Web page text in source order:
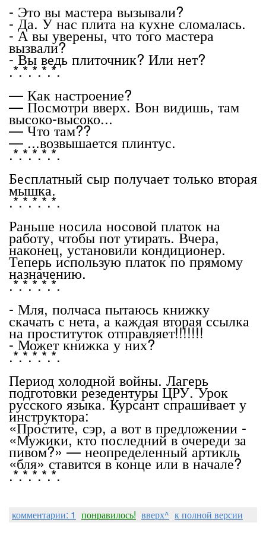
- Это вы мастера вызывали?
- Да. У нас плита на кухне сломалась.
- А вы уверены, что того мастера
вызвали?
- Вы ведь плиточник? Или нет?
.*.*.*.*.*.
— Как настроение?
— Посмотри вверх. Вон видишь, там
высоко-высоко...
— Что там??
— ...возвышается плинтус.
.*.*.*.*.*.
Бесплатный сыр получает только вторая
мышка.
.*.*.*.*.*.
Раньше носила носовой платок на
работу, чтобы пот утирать. Вчера,
наконец, установили кондиционер.
Теперь использую платок по прямому
назначению.
.*.*.*.*.*.
- Мля, полчаса пытаюсь книжку
скачать с нета, а каждая вторая ссылка
на проституток отправляет!!!!!!!
- Может книжка у них?
.*.*.*.*.*.
Период холодной войны. Лагерь
подготовки резедентуры ЦРУ. Урок
русского языка. Курсант спрашивает у
инструктора:
«Простите, сэр, а вот в предложении -
«Мужики, кто последний в очереди за
пивом?» — неопределенный артикль
«бля» ставится в конце или в начале?
.*.*.*.*.*.
комментарии: 1 понравилось! вверх^ к полной версии